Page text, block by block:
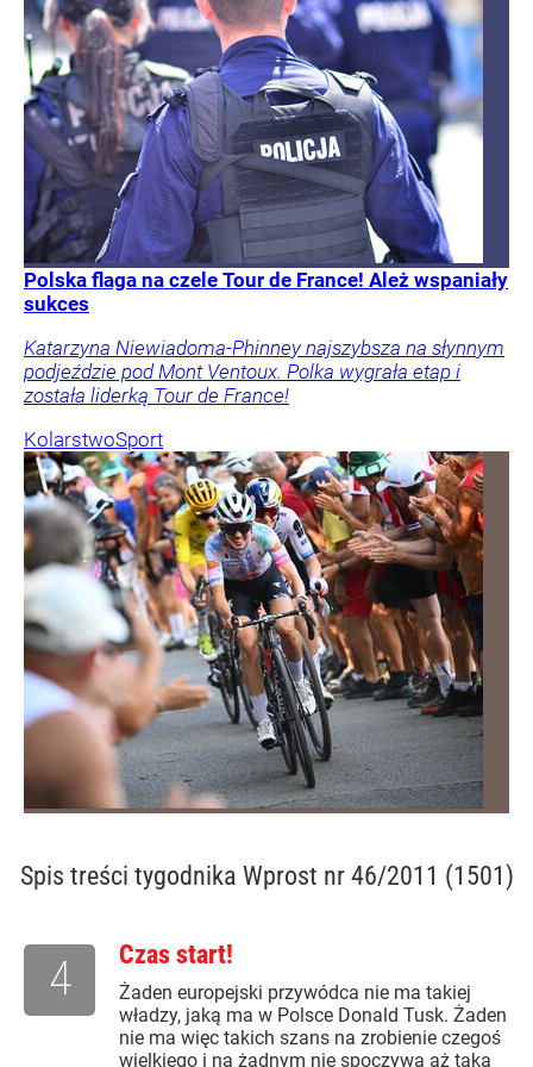
Polska flaga na czele Tour de France! Ależ wspaniały
sukces
Katarzyna Niewiadoma-Phinney najszybsza na słynnym
podjeździe pod Mont Ventoux. Polka wygrała etap i
została liderką Tour de France!
KolarstwoSport
Spis treści tygodnika Wprost nr 46/2011 (1501)
Czas start!
Żaden europejski przywódca nie ma takiej
władzy, jaką ma w Polsce Donald Tusk. Żaden
nie ma więc takich szans na zrobienie czegoś
wielkiego i na żadnym nie spoczywa aż taka
4